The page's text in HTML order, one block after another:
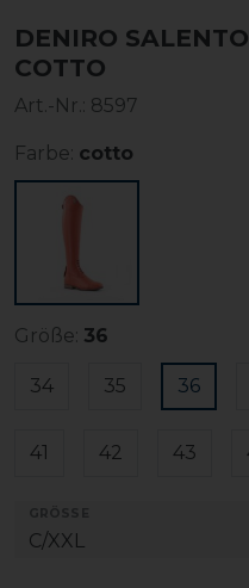
DENIRO
COTTO
Art.-Nr.: 8597
Farbe: cotto
Größe: 36
34 35 36
41 42 43